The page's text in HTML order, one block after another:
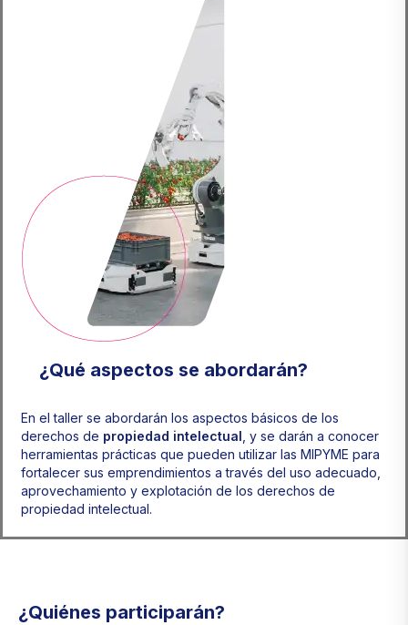
¿Qué aspectos se abordarán?
En el taller se abordarán los aspectos básicos de los
derechos de propiedad intelectual , y se darán a conocer
herramientas prácticas que pueden utilizar las MIPYME para
fortalecer sus emprendimientos a través del uso adecuado,
aprovechamiento y explotación de los derechos de
propiedad intelectual.
¿Quiénes participarán?